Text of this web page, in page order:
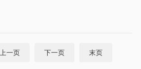
合物化学、过程化学等方面。在药物化
的良性合成的微波应用”等。...
上一页 下一页 末页